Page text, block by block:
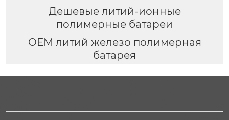
Дешевые литий-ионные
полимерные батареи
OEM литий железо полимерная
батарея